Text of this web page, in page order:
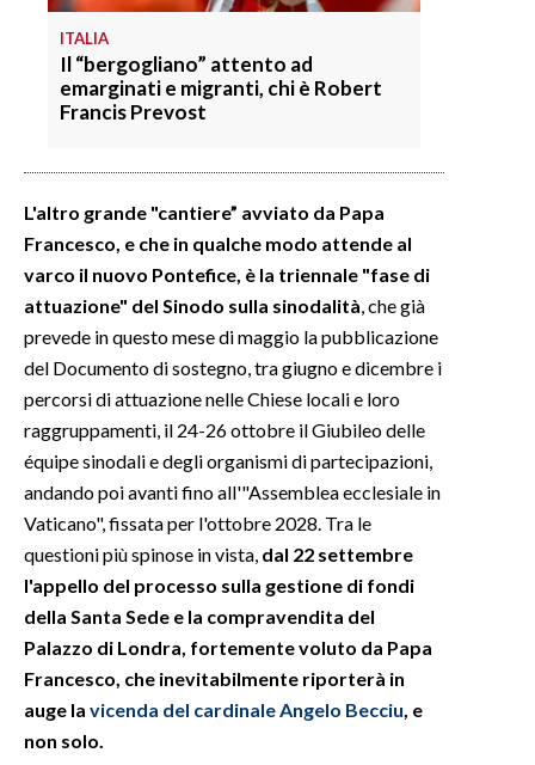
ITALIA
Il “bergogliano” attento ad
emarginati e migranti, chi è Robert
Francis Prevost
L'altro grande "cantiere” avviato da Papa
Francesco, e che in qualche modo attende al
varco il nuovo Pontefice, è la triennale "fase di
attuazione" del Sinodo sulla sinodalità , che già
prevede in questo mese di maggio la pubblicazione
del Documento di sostegno, tra giugno e dicembre i
percorsi di attuazione nelle Chiese locali e loro
raggruppamenti, il 24-26 ottobre il Giubileo delle
équipe sinodali e degli organismi di partecipazioni,
andando poi avanti fino all'"Assemblea ecclesiale in
Vaticano", fissata per l'ottobre 2028. Tra le
questioni più spinose in vista, dal 22 settembre
l'appello del processo sulla gestione di fondi
della Santa Sede e la compravendita del
Palazzo di Londra, fortemente voluto da Papa
Francesco, che inevitabilmente riporterà in
auge la vicenda del cardinale Angelo Becciu , e
non solo.